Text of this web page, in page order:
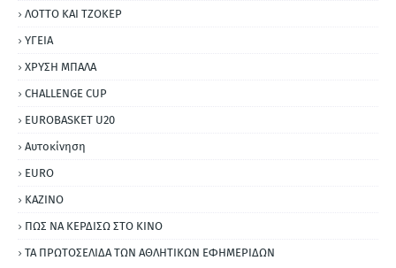
ΛΟΤΤΟ ΚΑΙ ΤΖΟΚΕΡ
ΥΓΕΙΑ
ΧΡΥΣΗ ΜΠΑΛΑ
CHALLENGE CUP
EUROBASKET U20
Αυτοκίνηση
ΕURO
ΚΑΖΙΝΟ
ΠΩΣ ΝΑ ΚΕΡΔΙΣΩ ΣΤΟ ΚΙΝΟ
ΤΑ ΠΡΩΤΟΣΕΛΙΔΑ ΤΩΝ ΑΘΛΗΤΙΚΩΝ ΕΦΗΜΕΡΙΔΩΝ